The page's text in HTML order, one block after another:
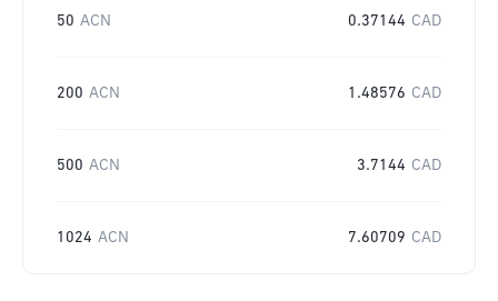
50 ACN 0.37144 CAD
200 ACN 1.48576 CAD
500 ACN 3.7144 CAD
1024 ACN 7.60709 CAD